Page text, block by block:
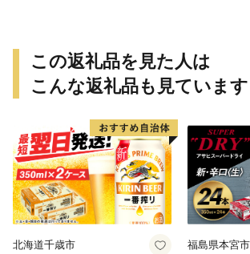
この返礼品を見た人は
こんな返礼品も見ています
北海道千歳市 福島県本宮市